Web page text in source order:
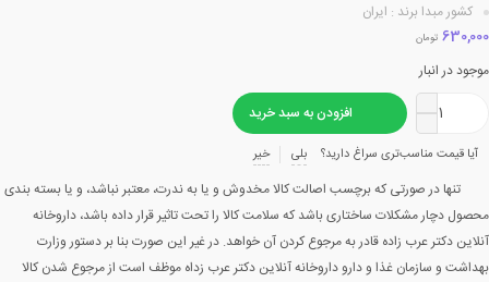
کشور مبدا برند : ایران
630,000 تومان
موجود در انبار
افزودن به سبد خرید
آیا قیمت مناسب‌تری سراغ دارید؟ بلی خیر
تنها در صورتی که برچسب اصالت کالا مخدوش و یا به ندرت، معتبر نباشد، و یا بسته بندی
محصول دچار مشکلات ساختاری باشد که سلامت کالا را تحت تاثیر قرار داده باشد، داروخانه
آنلاین دکتر عرب زاده قادر به مرجوع کردن آن خواهد. در غیر این صورت بنا بر دستور وزارت
بهداشت و سازمان غذا و دارو داروخانه آنلاین دکتر عرب زداه موظف است از مرجوع شدن کالا